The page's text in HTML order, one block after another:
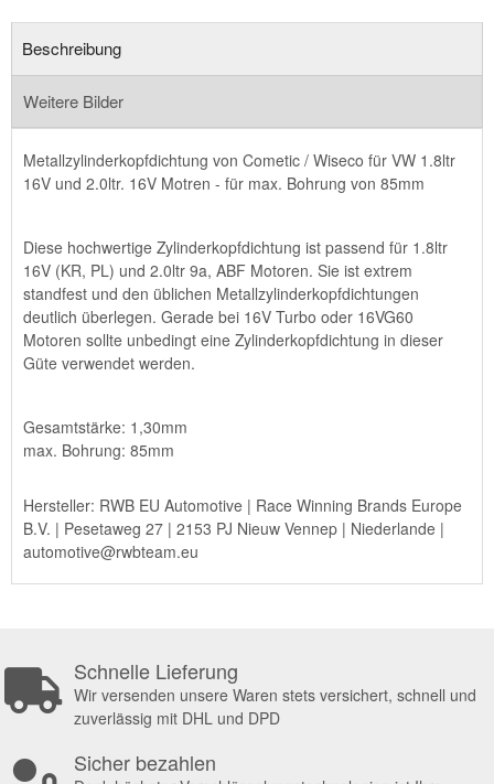
Beschreibung
Weitere Bilder
Metallzylinderkopfdichtung von Cometic / Wiseco für VW 1.8ltr
16V und 2.0ltr. 16V Motren - für max. Bohrung von 85mm
Diese hochwertige Zylinderkopfdichtung ist passend für 1.8ltr
16V (KR, PL) und 2.0ltr 9a, ABF Motoren. Sie ist extrem
standfest und den üblichen Metallzylinderkopfdichtungen
deutlich überlegen. Gerade bei 16V Turbo oder 16VG60
Motoren sollte unbedingt eine Zylinderkopfdichtung in dieser
Güte verwendet werden.
Gesamtstärke: 1,30mm
max. Bohrung: 85mm
Hersteller: RWB EU Automotive | Race Winning Brands Europe
B.V. | Pesetaweg 27 | 2153 PJ Nieuw Vennep | Niederlande |
automotive@rwbteam.eu
Schnelle Lieferung
Wir versenden unsere Waren stets versichert, schnell und
zuverlässig mit DHL und DPD
Sicher bezahlen